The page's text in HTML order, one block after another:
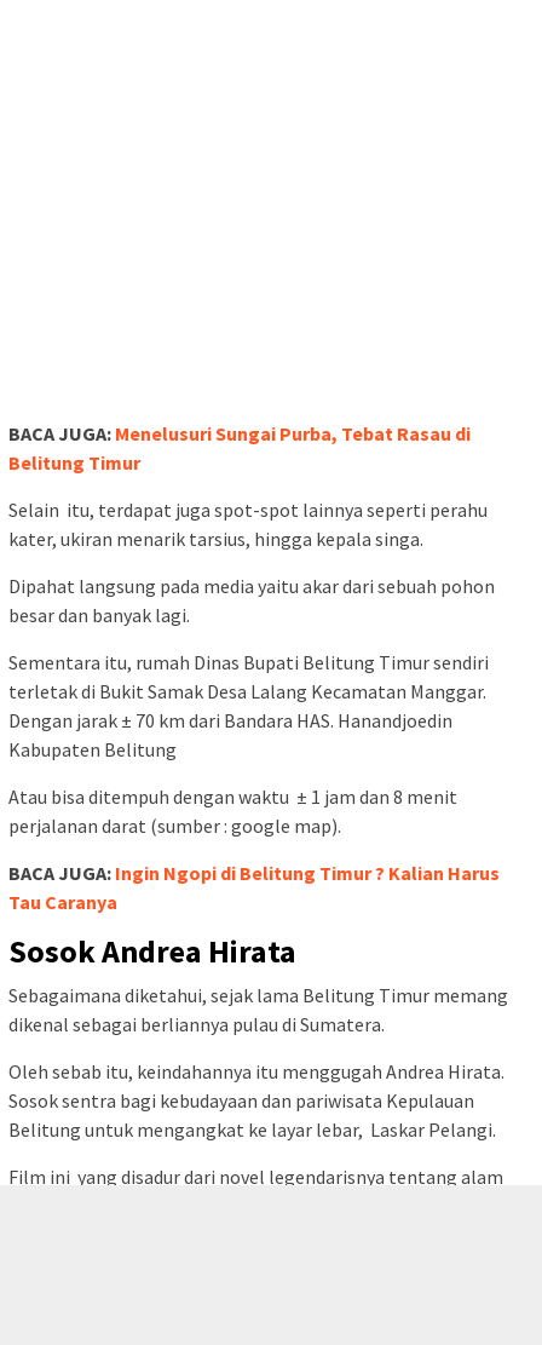
BACA JUGA: Menelusuri Sungai Purba, Tebat Rasau di
Belitung Timur
Selain itu, terdapat juga spot-spot lainnya seperti perahu
kater, ukiran menarik tarsius, hingga kepala singa.
Dipahat langsung pada media yaitu akar dari sebuah pohon
besar dan banyak lagi.
Sementara itu, rumah Dinas Bupati Belitung Timur sendiri
terletak di Bukit Samak Desa Lalang Kecamatan Manggar.
Dengan jarak ± 70 km dari Bandara HAS. Hanandjoedin
Kabupaten Belitung
Atau bisa ditempuh dengan waktu ± 1 jam dan 8 menit
perjalanan darat (sumber : google map).
BACA JUGA: Ingin Ngopi di Belitung Timur ? Kalian Harus
Tau Caranya
Sosok Andrea Hirata
Sebagaimana diketahui, sejak lama Belitung Timur memang
dikenal sebagai berliannya pulau di Sumatera.
Oleh sebab itu, keindahannya itu menggugah Andrea Hirata.
Sosok sentra bagi kebudayaan dan pariwisata Kepulauan
Belitung untuk mengangkat ke layar lebar, Laskar Pelangi.
Film ini yang disadur dari novel legendarisnya tentang alam